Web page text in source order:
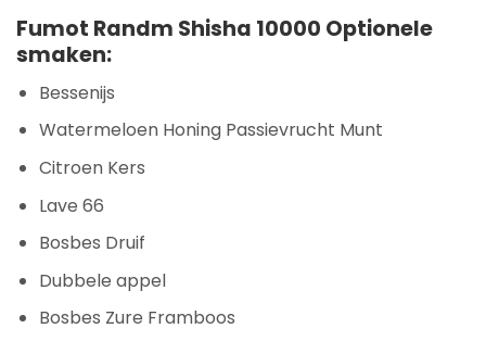
Fumot Randm Shisha 10000 Optionele
smaken:
Bessenijs
Watermeloen Honing Passievrucht Munt
Citroen Kers
Lave 66
Bosbes Druif
Dubbele appel
Bosbes Zure Framboos